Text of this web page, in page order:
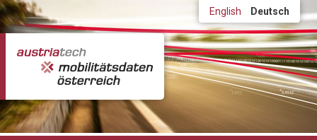
Direkt zum Inhalt English Deutsch